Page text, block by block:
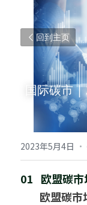
回到主页
国际碳市
2023年5月4日 ·
01   欧盟碳市
欧盟碳市